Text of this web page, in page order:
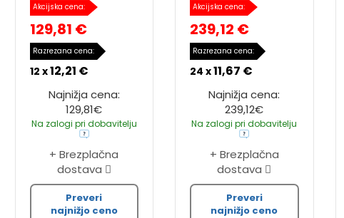
Akcijska cena:
129,81 €
Razrezana cena:
12 x12,21 €
Najnižja cena:
129,81€
Na zalogi pri dobavitelju
+ Brezplačna
dostava
Preveri
najnižjo ceno
Akcijska cena:
239,12 €
Razrezana cena:
24 x11,67 €
Najnižja cena:
239,12€
Na zalogi pri dobavitelju
+ Brezplačna
dostava
Preveri
najnižjo ceno